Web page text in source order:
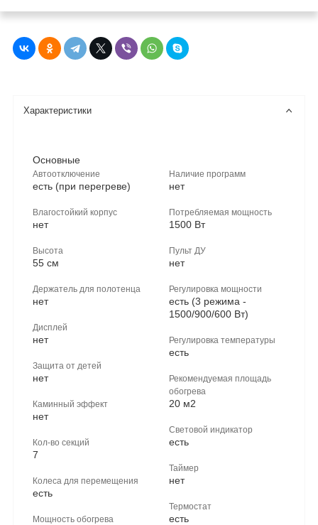
Характеристики
Основные
Автоотключение
есть (при перегреве)
Влагостойкий корпус
нет
Высота
55 см
Держатель для полотенца
нет
Дисплей
нет
Защита от детей
нет
Каминный эффект
нет
Кол-во секций
7
Колеса для перемещения
есть
Мощность обогрева
Наличие программ
нет
Потребляемая мощность
1500 Вт
Пульт ДУ
нет
Регулировка мощности
есть (3 режима -
1500/900/600 Вт)
Регулировка температуры
есть
Рекомендуемая площадь
обогрева
20 м2
Световой индикатор
есть
Таймер
нет
Термостат
есть